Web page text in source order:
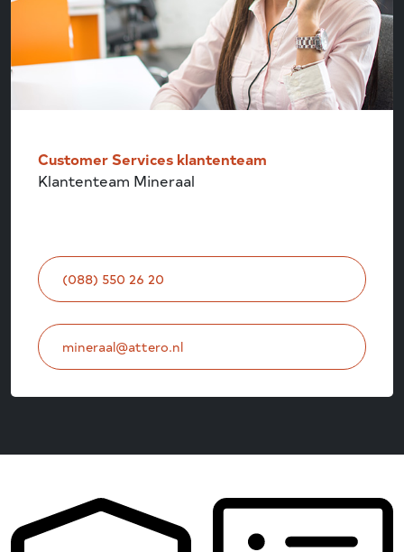
Customer Services klantenteam
Klantenteam Mineraal
(088) 550 26 20
mineraal@attero.nl